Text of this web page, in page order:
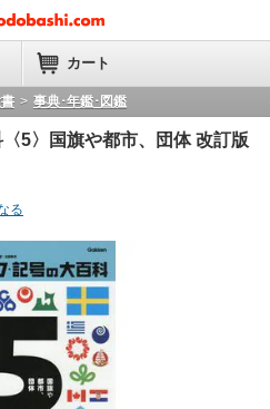
カート
> 事典･年鑑･図鑑
5〉国旗や都市、団体 改訂版
る